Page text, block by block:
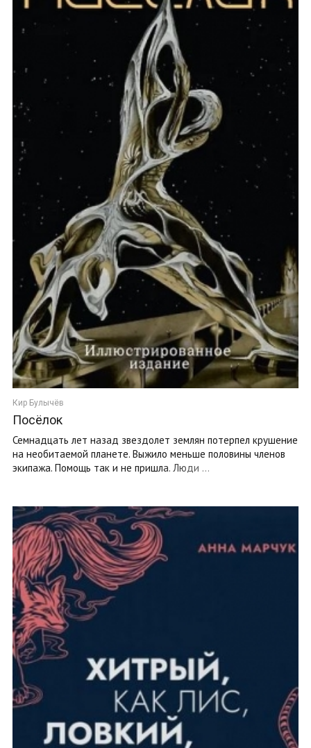
Кир Булычёв
Посёлок
Семнадцать лет назад звездолет землян потерпел крушение
на необитаемой планете. Выжило меньше половины членов
экипажа. Помощь так и не пришла. Люди ...